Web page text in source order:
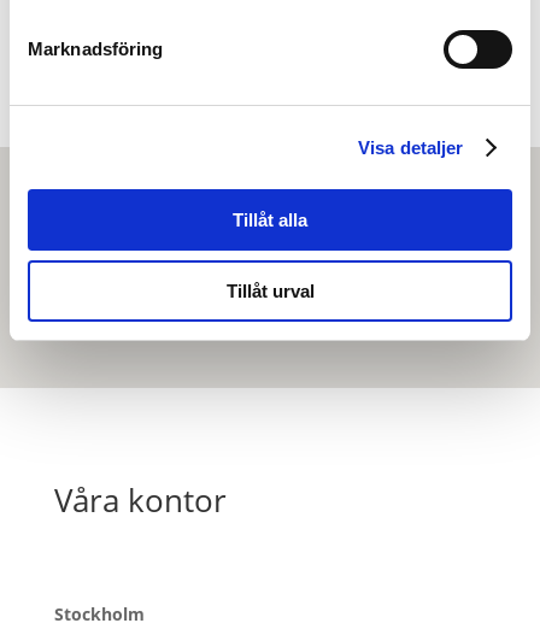
Marknadsföring
Visa detaljer
Tillåt alla
Tillåt urval
Våra kontor
Stockholm